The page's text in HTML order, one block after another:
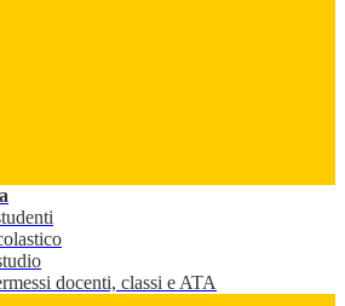
docenti, classi e ATA